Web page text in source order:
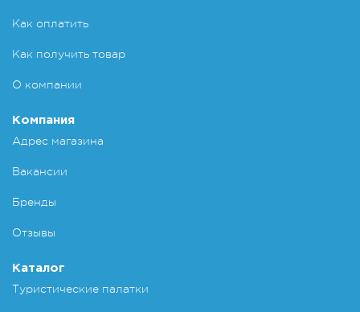
Как оплатить
Как получить товар
О компании
Компания
Адрес магазина
Вакансии
Бренды
Отзывы
Каталог
Туристические палатки